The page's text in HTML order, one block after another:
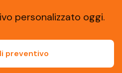
personalizzato oggi.
preventivo